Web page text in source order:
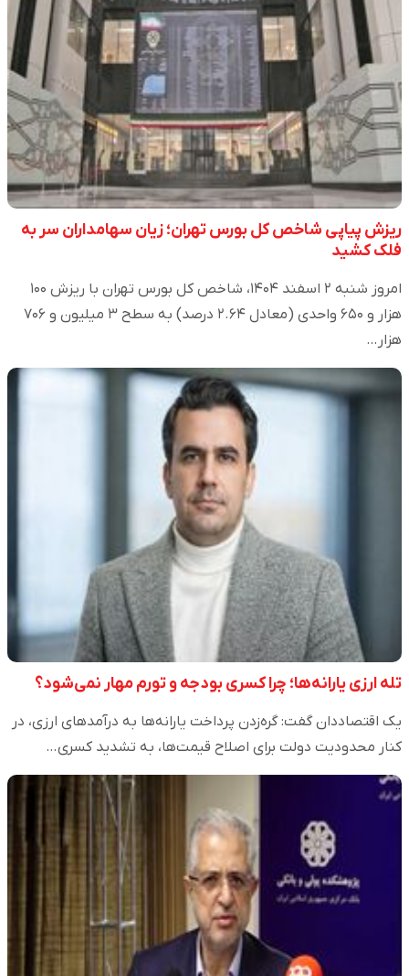
ریزش پیاپی شاخص کل بورس تهران؛ زیان سهامداران سر به
فلک کشید
امروز شنبه ۲ اسفند ۱۴۰۴، شاخص کل بورس تهران با ریزش ۱۰۰
هزار و ۶۵۰ واحدی (معادل ۲.۶۴ درصد) به سطح ۳ میلیون و ۷۰۶
هزار…
تله ارزی یارانه‌ها؛ چرا کسری بودجه و تورم مهار نمی‌شود؟
یک اقتصاددان گفت: گره‌زدن پرداخت یارانه‌ها به درآمدهای ارزی، در
کنار محدودیت دولت برای اصلاح قیمت‌ها، به تشدید کسری…